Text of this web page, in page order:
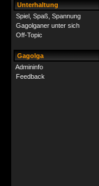
Unterhaltung
Spiel, Spaß, Spannung
Gagolganer unter sich
Off-Topic
Gagolga
Admininfo
Feedback